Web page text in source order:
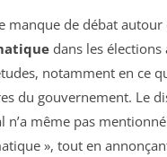
manque de débat autour
dans les élections
notamment en ce
du gouvernement. Le
n’a même pas
», tout en